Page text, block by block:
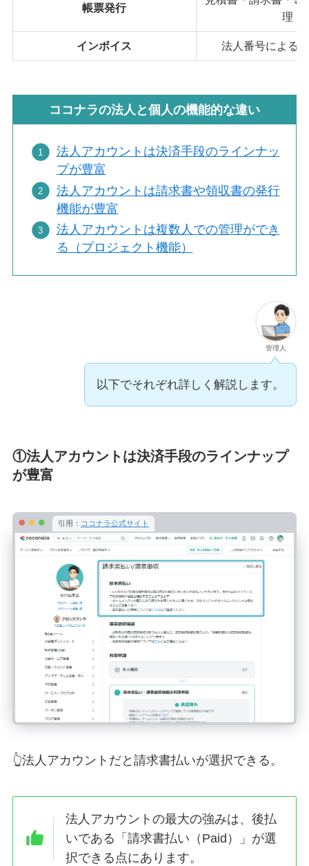
帳票発行
理
インボイス 法人番号による
ココナラの法人と個人の機能的な違い
法人アカウントは決済手段のラインナッ
プが豊富
法人アカウントは請求書や領収書の発行
機能が豊富
法人アカウントは複数人での管理ができ
る（プロジェクト機能）
管理人
以下でそれぞれ詳しく解説します。
①法人アカウントは決済手段のラインナップ
が豊富
引用： ココナラ公式サイト
👆法人アカウントだと請求書払いが選択できる。
法人アカウントの最大の強みは、後払
いである「請求書払い（Paid）」が選
択できる点にあります。